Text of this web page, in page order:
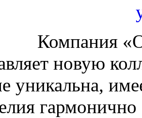
Компания
новую
уникальна,